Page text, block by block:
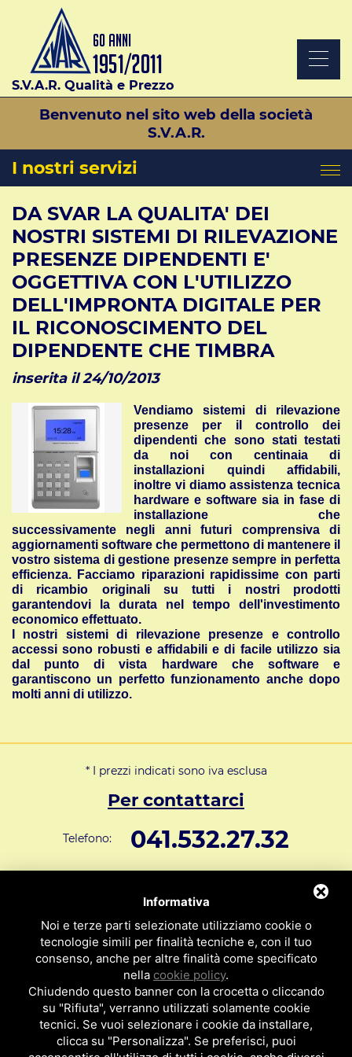
S.V.A.R. Qualità e Prezzo
Benvenuto nel sito web della società
S.V.A.R.
I nostri servizi
DA SVAR LA QUALITA' DEI
NOSTRI SISTEMI DI RILEVAZIONE
PRESENZE DIPENDENTI E'
OGGETTIVA CON L'UTILIZZO
DELL'IMPRONTA DIGITALE PER
IL RICONOSCIMENTO DEL
DIPENDENTE CHE TIMBRA
inserita il 24/10/2013
Vendiamo sistemi di rilevazione
presenze per il controllo dei
dipendenti che sono stati testati
da noi con centinaia di
installazioni quindi affidabili,
inoltre vi diamo assistenza tecnica
hardware e software sia in fase di
installazione che
successivamente negli anni futuri comprensiva di
aggiornamenti software che permettono di mantenere il
vostro sistema di gestione presenze sempre in perfetta
efficienza. Facciamo riparazioni rapidissime con parti
di ricambio originali su tutti i nostri prodotti
garantendovi la durata nel tempo dell'investimento
economico effettuato.
I nostri sistemi di rilevazione presenze e controllo
accessi sono robusti e affidabili e di facile utilizzo sia
dal punto di vista hardware che software e
garantiscono un perfetto funzionamento anche dopo
molti anni di utilizzo.
* I prezzi indicati sono iva esclusa
Per contattarci
Telefono: 041.532.27.32
info@svar1951.it
Supporto Tecnico Clienti: assistenza@svar1951.it
Fax: 041 532.73.01
Indirizzo: S.V.A.R. - Via Cappuccina n° 181 - 30172 Mestre VE
ITALY
P.I : 01971310279
ISCRIZIONE R.E.A. N. 189009
Informativa
Noi e terze parti selezionate utilizziamo cookie o
tecnologie simili per finalità tecniche e, con il tuo
consenso, anche per altre finalità come specificato
nella cookie policy.
Chiudendo questo banner con la crocetta o cliccando
su "Rifiuta", verranno utilizzati solamente cookie
tecnici. Se vuoi selezionare i cookie da installare,
clicca su "Personalizza". Se preferisci, puoi